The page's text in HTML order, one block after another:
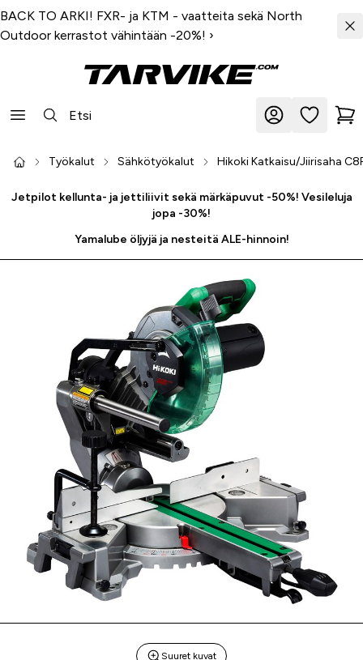
BACK TO ARKI! FXR- ja KTM - vaatteita sekä North
Outdoor kerrastot vähintään -20%! ›
Työkalut Sähkötyökalut Hikoki Katkaisu/Jiirisaha
Jetpilot kellunta- ja jettiliivit sekä märkäpuvut -50%! Vesileluja
jopa -30%!
Yamalube öljyjä ja nesteitä ALE-hinnoin!
Suuret kuvat